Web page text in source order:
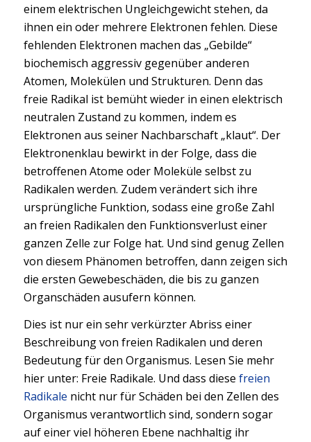
einem elektrischen Ungleichgewicht stehen, da
ihnen ein oder mehrere Elektronen fehlen. Diese
fehlenden Elektronen machen das „Gebilde“
biochemisch aggressiv gegenüber anderen
Atomen, Molekülen und Strukturen. Denn das
freie Radikal ist bemüht wieder in einen elektrisch
neutralen Zustand zu kommen, indem es
Elektronen aus seiner Nachbarschaft „klaut“. Der
Elektronenklau bewirkt in der Folge, dass die
betroffenen Atome oder Moleküle selbst zu
Radikalen werden. Zudem verändert sich ihre
ursprüngliche Funktion, sodass eine große Zahl
an freien Radikalen den Funktionsverlust einer
ganzen Zelle zur Folge hat. Und sind genug Zellen
von diesem Phänomen betroffen, dann zeigen sich
die ersten Gewebeschäden, die bis zu ganzen
Organschäden ausufern können.
Dies ist nur ein sehr verkürzter Abriss einer
Beschreibung von freien Radikalen und deren
Bedeutung für den Organismus. Lesen Sie mehr
hier unter: Freie Radikale. Und dass diese freien
Radikale nicht nur für Schäden bei den Zellen des
Organismus verantwortlich sind, sondern sogar
auf einer viel höheren Ebene nachhaltig ihr